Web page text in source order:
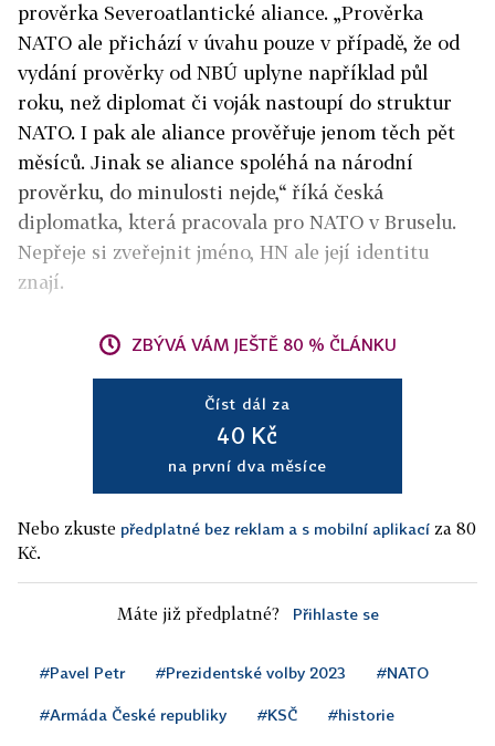
prověrka Severoatlantické aliance. „Prověrka
NATO ale přichází v úvahu pouze v případě, že od
vydání prověrky od NBÚ uplyne například půl
roku, než diplomat či voják nastoupí do struktur
NATO. I pak ale aliance prověřuje jenom těch pět
měsíců. Jinak se aliance spoléhá na národní
prověrku, do minulosti nejde,“ říká česká
diplomatka, která pracovala pro NATO v Bruselu.
Nepřeje si zveřejnit jméno, HN ale její identitu
znají.
ZBÝVÁ VÁM JEŠTĚ 80 % ČLÁNKU
Číst dál za
40 Kč
na první dva měsíce
Nebo zkuste předplatné bez reklam a s mobilní aplikací za 80
Kč.
Máte již předplatné? Přihlaste se
#Pavel Petr #Prezidentské volby 2023 #NATO
#Armáda České republiky #KSČ #historie